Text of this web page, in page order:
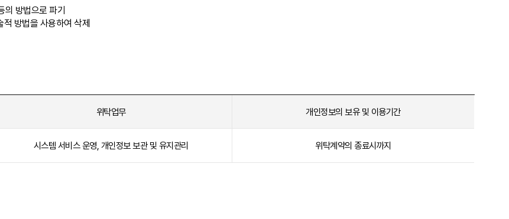
의 방법으로 파기
방법을 사용하여 삭제
위탁업무 개인정보의 보유 및 이용기간
시스템 서비스 운영, 개인정보 보관 및 유지관리 위탁계약의 종료시까지